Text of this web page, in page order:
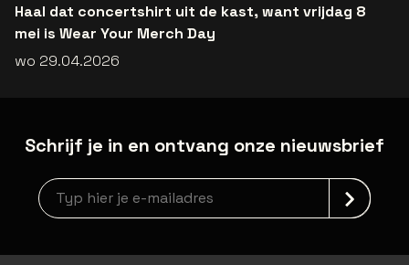
Haal dat concertshirt uit de kast, want vrijdag 8
mei is Wear Your Merch Day
wo 29.04.2026
Schrijf je in en ontvang onze nieuwsbrief
Nieuwsbrief aanmelding